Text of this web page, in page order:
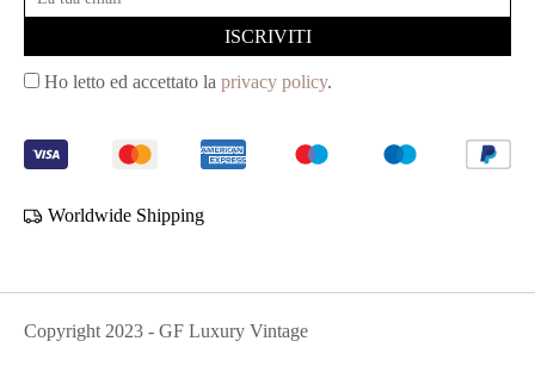
Ho letto ed accettato la privacy policy.
Worldwide Shipping
Copyright 2023 - GF Luxury Vintage